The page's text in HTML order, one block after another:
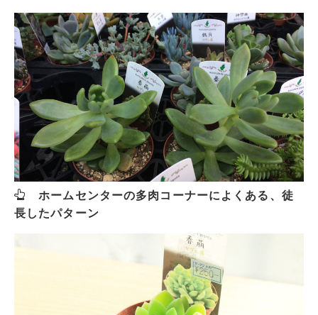
ホームセンターの多肉コーナーによくある、徒
長したパターン